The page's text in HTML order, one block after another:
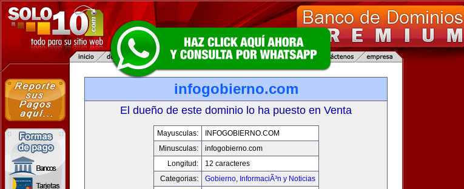
infogobierno.com
El dueño de este dominio lo ha puesto en Venta
Mayusculas:
INFOGOBIERNO.COM
Minusculas:
infogobierno.com
Longitud:
12 caracteres
Categorias:
Gobierno, InformaciÃ³n y Noticias